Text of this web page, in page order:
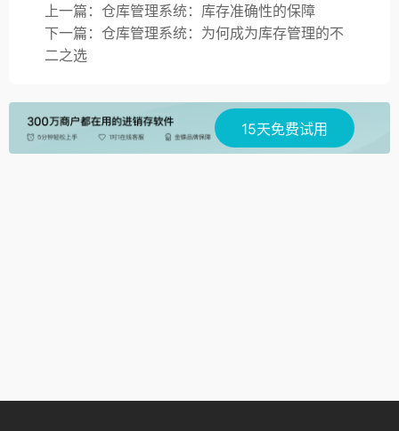
上一篇：仓库管理系统：库存准确性的保障
下一篇：仓库管理系统：为何成为库存管理的不
二之选
15天免费试用